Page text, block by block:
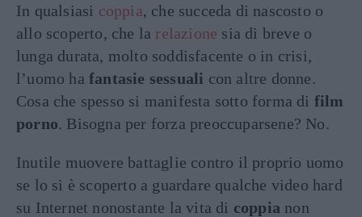
In qualsiasi coppia, che succeda di nascosto o
allo scoperto, che la relazione sia di breve o
lunga durata, molto soddisfacente o in crisi,
l’uomo ha fantasie sessuali con altre donne.
Cosa che spesso si manifesta sotto forma di film
porno. Bisogna per forza preoccuparsene? No.
Inutile muovere battaglie contro il proprio uomo
se lo si è scoperto a guardare qualche video hard
su Internet nonostante la vita di coppia non